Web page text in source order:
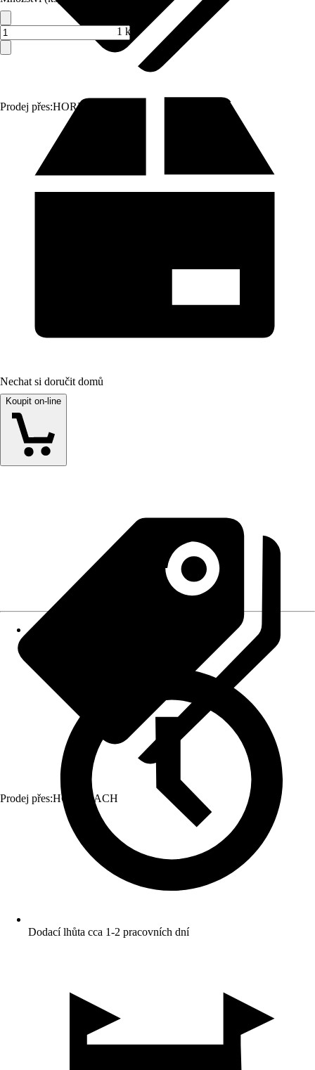
Prodej přes:HORNBACH
1 ks
Nechat si doručit domů
Koupit on-line
Prodej přes:HORNBACH
Dodací lhůta cca 1-2 pracovních dní